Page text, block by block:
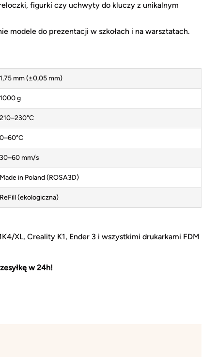
figurki czy uchwyty do kluczy z unikalnym
modele do prezentacji w szkołach i na warsztatach.
1,75 mm (±0,05 mm)
1000 g
210–230°C
0–60°C
30–60 mm/s
Made in Poland (ROSA3D)
ReFill (ekologiczna)
XL, Creality K1, Ender 3 i wszystkimi drukarkami FDM
w 24h!